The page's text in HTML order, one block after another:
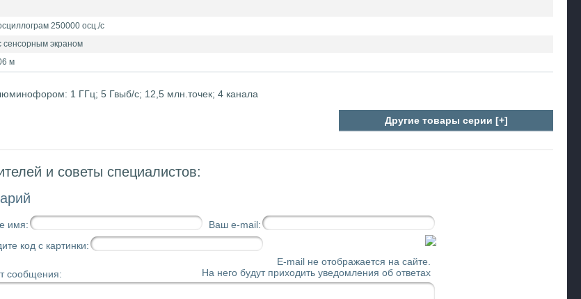
250000 осц./с
экраном
м
1 ГГц; 5 Гвыб/с; 12,5 млн.точек; 4 канала
Другие товары серии [+]
и советы специалистов:
имя:
Ваш e-mail:
код с картинки:
сообщения:
E-mail не отображается на сайте.
На него будут приходить уведомления об ответах